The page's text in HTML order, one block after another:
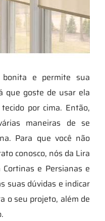
e permite sua
que goste de usar ela
por cima. Então,
maneiras de se
Para que você não
conosco, nós da Lira
e Persianas e
suas dúvidas e indicar
o seu projeto, além de